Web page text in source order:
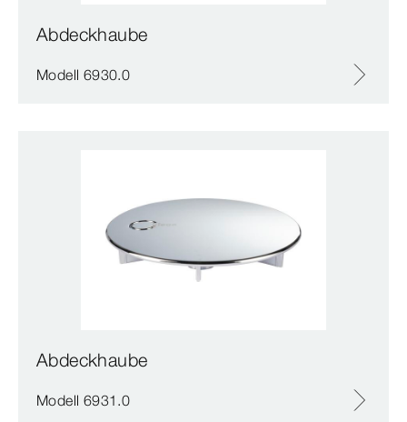
Abdeckhaube
Modell 6930.0
Abdeckhaube
Modell 6931.0